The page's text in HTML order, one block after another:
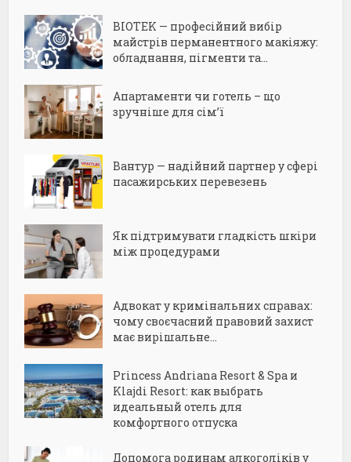
BIOTEK — професійний вибір
майстрів перманентного макіяжу:
обладнання, пігменти та...
Апартаменти чи готель – що
зручніше для сім’ї
Вантур — надійний партнер у сфері
пасажирських перевезень
Як підтримувати гладкість шкіри
між процедурами
Адвокат у кримінальних справах:
чому своєчасний правовий захист
має вирішальне...
Princess Andriana Resort & Spa и
Klajdi Resort: как выбрать
идеальный отель для
комфортного отпуска
Допомога родинам алкоголіків у